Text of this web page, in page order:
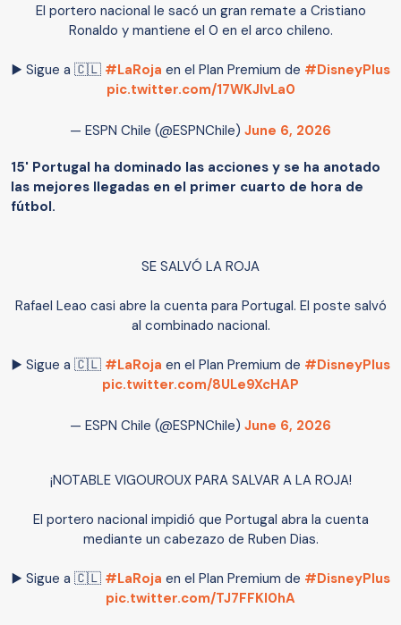
El portero nacional le sacó un gran remate a Cristiano
Ronaldo y mantiene el 0 en el arco chileno.
▶️ Sigue a 🇨🇱 #LaRoja en el Plan Premium de #DisneyPlus
pic.twitter.com/17WKJIvLa0
— ESPN Chile (@ESPNChile) June 6, 2026
15' Portugal ha dominado las acciones y se ha anotado
las mejores llegadas en el primer cuarto de hora de
fútbol.
SE SALVÓ LA ROJA
Rafael Leao casi abre la cuenta para Portugal. El poste salvó
al combinado nacional.
▶️ Sigue a 🇨🇱 #LaRoja en el Plan Premium de #DisneyPlus
pic.twitter.com/8ULe9XcHAP
— ESPN Chile (@ESPNChile) June 6, 2026
¡NOTABLE VIGOUROUX PARA SALVAR A LA ROJA!
El portero nacional impidió que Portugal abra la cuenta
mediante un cabezazo de Ruben Dias.
▶️ Sigue a 🇨🇱 #LaRoja en el Plan Premium de #DisneyPlus
pic.twitter.com/TJ7FFKI0hA